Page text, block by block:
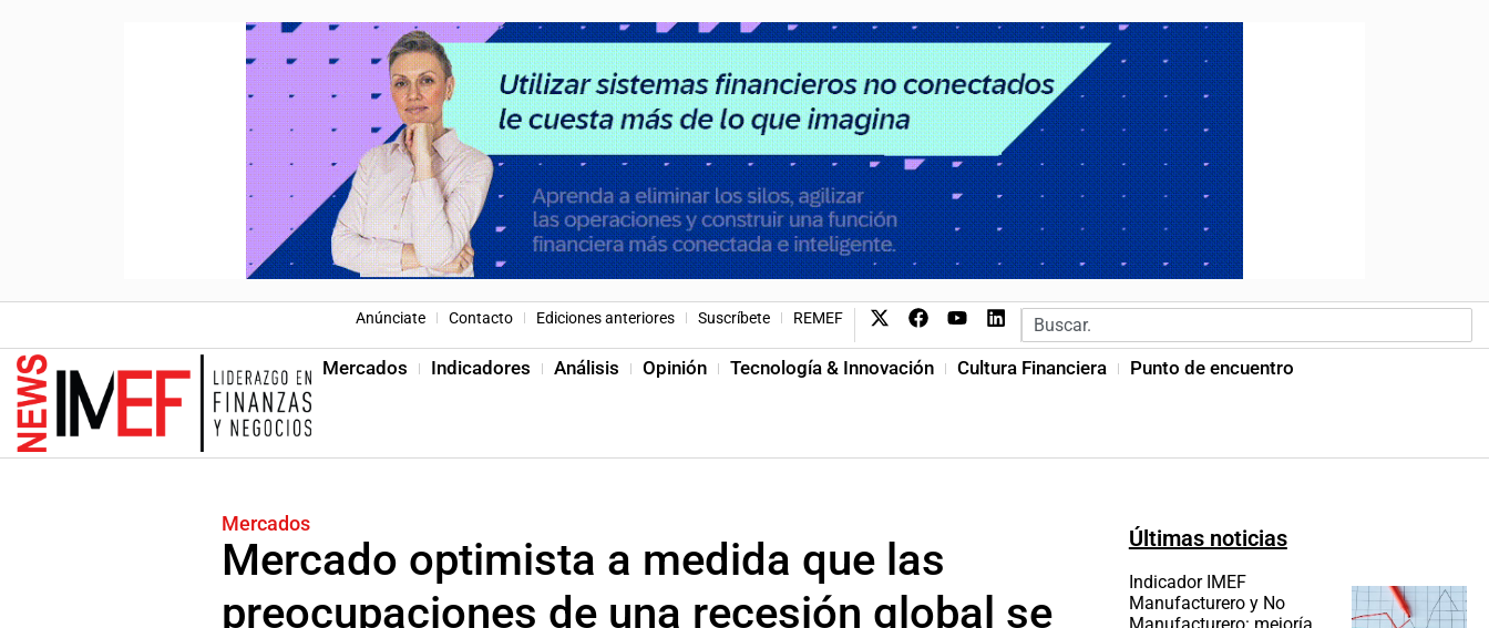
Anúnciate Contacto Ediciones anteriores Suscríbete REMEF
Mercados Indicadores Análisis Opinión Tecnología & Innovación Cultura Financiera Punto de encuentro
Mercados
Mercado optimista a medida que las
preocupaciones de una recesión global se
Últimas noticias
Indicador IMEF
Manufacturero y No